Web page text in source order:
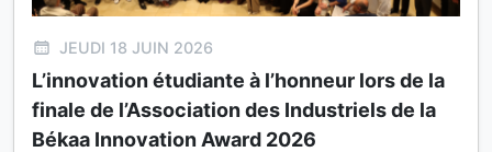
JEUDI 18 JUIN 2026
L’innovation étudiante à l’honneur lors de la
finale de l’Association des Industriels de la
Békaa Innovation Award 2026